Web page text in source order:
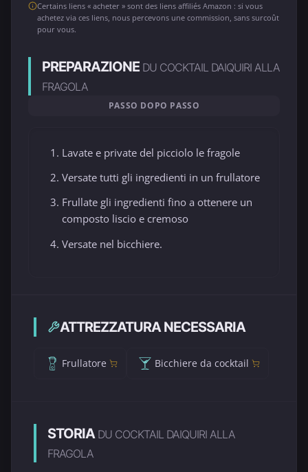
Certains liens « acheter » sont des liens affiliés Amazon : si vous
achetez via ces liens, nous percevons une commission, sans surcoût
pour vous.
PREPARAZIONE DU COCKTAIL DAIQUIRI ALLA
FRAGOLA
PASSO DOPO PASSO
Lavate e private del picciolo le fragole
Versate tutti gli ingredienti in un frullatore
Frullate gli ingredienti fino a ottenere un
composto liscio e cremoso
Versate nel bicchiere.
ATTREZZATURA NECESSARIA
Frullatore Bicchiere da cocktail
STORIA DU COCKTAIL DAIQUIRI ALLA
FRAGOLA